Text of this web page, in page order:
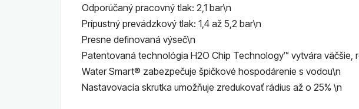
Odporúčaný pracovný tlak: 2,1 bar\n
Prípustný prevádzkový tlak: 1,4 až 5,2 bar\n
Presne definovaná výseč\n
Patentovaná technológia H2O Chip Technology™ vytvára
Water Smart® zabezpečuje špičkové hospodárenie s vodou\n
Nastavovacia skrutka umožňuje zredukovať rádius až o 25% \n